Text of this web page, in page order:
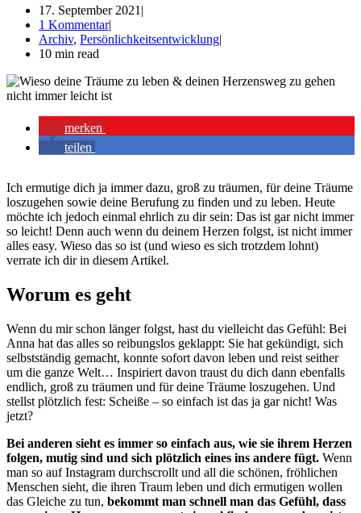
17. September 2021
1 Kommentar
Archiv, Persönlichkeitsentwicklung
10 min read
merken
teilen
Ich ermutige dich ja immer dazu, groß zu träumen, für deine Träume
loszugehen sowie deine Berufung zu finden und zu leben. Heute
möchte ich jedoch einmal ehrlich zu dir sein: Das ist gar nicht immer
so leicht! Denn auch wenn du deinem Herzen folgst, ist nicht immer
alles easy. Wieso das so ist (und wieso es sich trotzdem lohnt)
verrate ich dir in diesem Artikel.
Worum es geht
Wenn du mir schon länger folgst, hast du vielleicht das Gefühl: Bei
Anna hat das alles so reibungslos geklappt: Sie hat gekündigt, sich
selbstständig gemacht, konnte sofort davon leben und reist seither
um die ganze Welt… Inspiriert davon traust du dich dann ebenfalls
endlich, groß zu träumen und für deine Träume loszugehen. Und
stellst plötzlich fest: Scheiße – so einfach ist das ja gar nicht! Was
jetzt?
Bei anderen sieht es immer so einfach aus, wie sie ihrem Herzen
folgen, mutig sind und sich plötzlich eines ins andere fügt. Wenn
man so auf Instagram durchscrollt und all die schönen, fröhlichen
Menschen sieht, die ihren Traum leben und dich ermutigen wollen
das Gleiche zu tun, bekommt man schnell man das Gefühl, dass